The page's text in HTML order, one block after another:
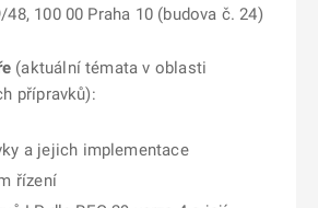
100 00 Praha 10 (budova č. 24)
(aktuální témata v oblasti
přípravků):
a jejich implementace
řízení